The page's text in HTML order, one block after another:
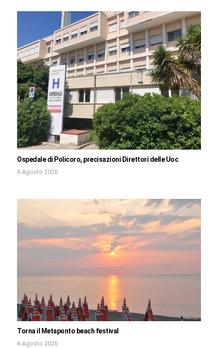
Ospedale di Policoro, precisazioni Direttori delle Uoc
6 Agosto 2026
Torna il Metaponto beach festival
6 Agosto 2026